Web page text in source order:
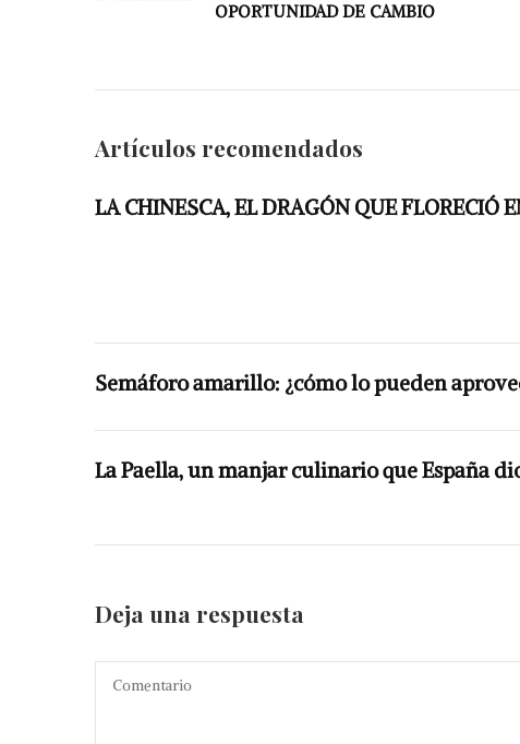
OPORTUNIDAD DE CAMBIO
Artículos recomendados
LA CHINESCA, EL DRAGÓN QUE FLORECIÓ
Semáforo amarillo: ¿cómo lo pueden
La Paella, un manjar culinario que España
Deja una respuesta